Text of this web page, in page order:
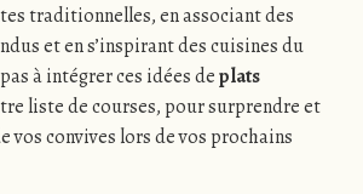
traditionnelles, en associant des
et en s’inspirant des cuisines du
à intégrer ces idées deplats
liste de courses, pour surprendre et
vos convives lors de vos prochains